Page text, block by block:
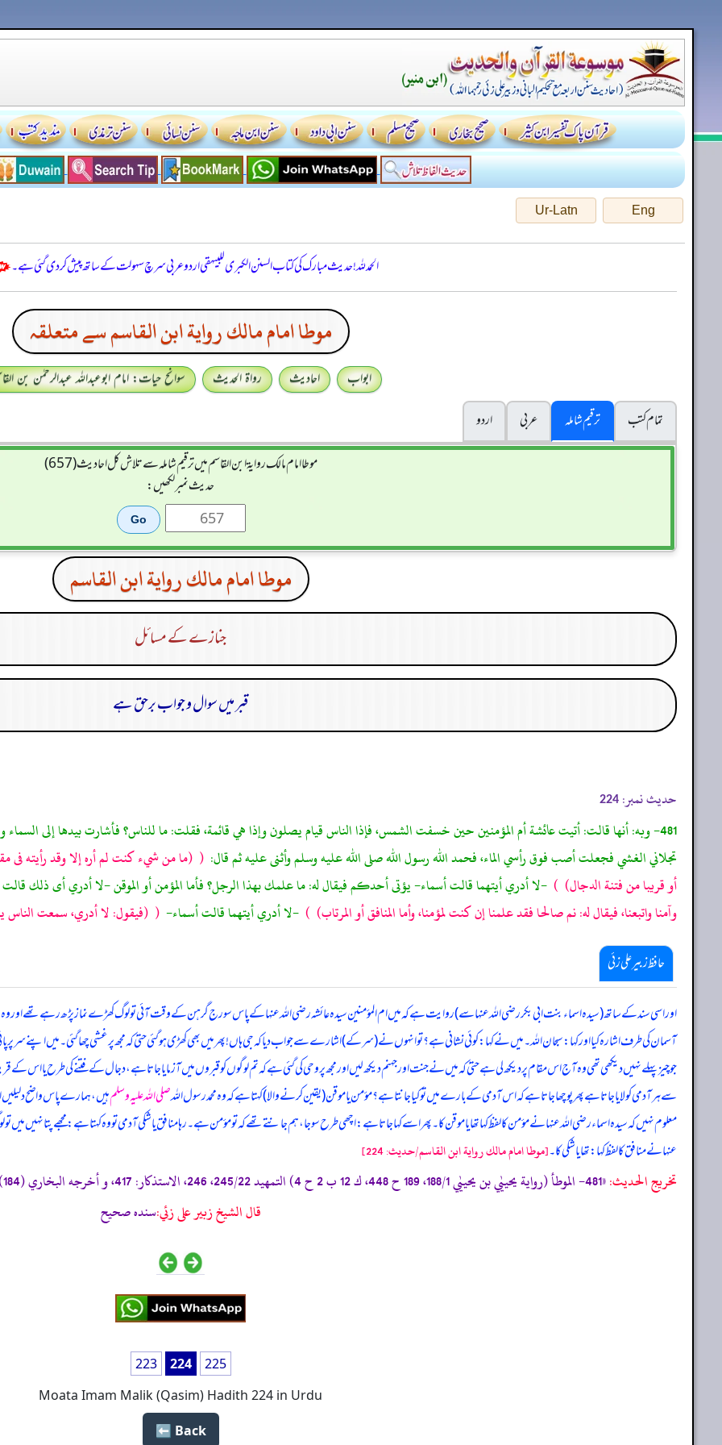
Eng
Ur-Latn
الحمدللہ! حدیث مبارک کی کتاب السنن الكبرى للبيهقي اردو عربی سرچ سہولت کے ساتھ پیش کر دی گئی ہے۔
موطا امام مالك رواية ابن القاسم سے متعلقہ
ابواب احادیث رواۃ الحدیث
سوانح حیات: امام ابوعبداللہ عبدالرحمٰن بن
تمام کتب
ترقیم شاملہ عربی
اردو
موطا امام مالك رواية ابن القاسم میں ترقیم شاملہ سے تلاش کل احادیث (657)
حدیث نمبر لکھیں:
موطا امام مالك رواية ابن القاسم
جنازے کے مسائل
قبر میں سوال و جواب برحق ہے
حدیث نمبر: 224
481- وبه: أنها قالت: أتيت عائشة أم المؤمنين حين خسفت الشمس، فإذا الناس قيام يصلون وإذا هي قائمة، فقلت: ما للناس؟ فأشارت بيدها إلى
تجلاني الغشي فجعلت أصب فوق رأسي الماء، فحمد الله رسول الله صلى الله عليه وسلم وأثنى عليه ثم قال: ( (ما من شيء كنت لم أره إلا وقد رأيته فى
أو قريبا من فتنة الدجال) ) -لا أدري أيتهما قالت أسماء- يؤتى أحدكم فيقال له: ما علمك بهذا الرجل؟ فأما المؤمن أو الموقن -لا أدري أى ذلك
وآمنا واتبعنا، فيقال له: نم صالحا فقد علمنا إن كنت لمؤمنا، وأما المنافق أو المرتاب) ) -لا أدري أيتهما قالت أسماء- ( (فيقول: لا أدري، سمعت الناس
حافظ زبیر علی زئی
اور اسی سند کے ساتھ (سیدہ اسماء بنت ابی بکر رضی اللہ عنہا سے) روایت ہے کہ میں ام المؤمنین سیدہ عائشہ رضی اللہ عنہا کے پاس سورج گرہن کے وقت آئی تو لوگ کھڑے نماز پڑھ رہے تھے اور
آسمان کی طرف اشارہ کیا اور کہا: سبحان اللہ۔ میں نے کہا: کوئی نشانی ہے؟ تو انہوں نے (سر کے) اشارے سے جواب دیا کہ جی ہاں! پھر میں بھی کھڑی ہو گئی حتیٰ کہ مجھ پر غشی چھا گئی۔ میں اپنے سر پر
جو چیز پہلے نہیں دیکھی تھی وہ آج اس مقام پر دیکھ لی ہے حتیٰ کہ میں نے جنت اور جہنم دیکھ لیں اور مجھ پر وحی کی گئی ہے کہ تم لوگوں کو قبروں میں آزمایا جاتا ہے، دجال کے فتنے کی طرح یا اس
سے ہر آدمی کو لایا جاتا ہے پھر پوچھا جاتا ہے کہ اس آدمی کے بارے میں تو کیا جانتا ہے؟ مؤمن یا موقن (یقین کرنے والا) کہتا ہے کہ وہ محمد رسول اللہصلی اللہ علیہ وسلمہیں، ہمارے پاس واضح
معلوم نہیں کہ سیدہ اسماء رضی اللہ عنہا نے مؤمن کا لفظ کہا تھا یا موقن کا۔ پھر اسے کہا جاتا ہے: اچھی طرح سو جا، ہم جانتے تھے کہ تو مؤمن ہے۔ رہا منافق یا شکی آدمی تو وہ کہتا ہے: مجھے پتا نہیں میں
عنہا نے منافق کا لفظ کہا: تھا یا شکی کا۔[موطا امام مالك رواية ابن القاسم/حدیث: 224]
تخریج الحدیث:«481- الموطأ (رواية يحييٰي بن يحييٰي 188/1، 189 ح 448، ك 12 ب 2 ح 4) التمهيد 245/22، 246، الاستذكار: 417، و أخرجه البخاري (184) من حديث مالك به.»
قال الشيخ زبير على زئي:سنده صحيح
223 224
225
Moata Imam Malik (Qasim) Hadith 224 in Urdu
Back ⬅️